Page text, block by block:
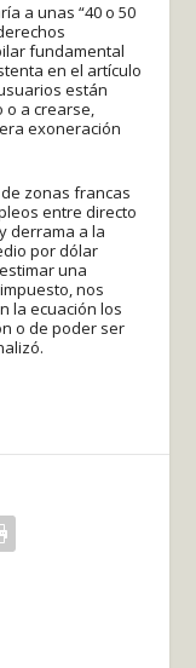
a unas “40 o 50
fundamental
en el artículo
están
o a crearse,
exoneración
zonas francas
entre directo
derrama a la
por dólar
una
nos
la ecuación los
o de poder ser